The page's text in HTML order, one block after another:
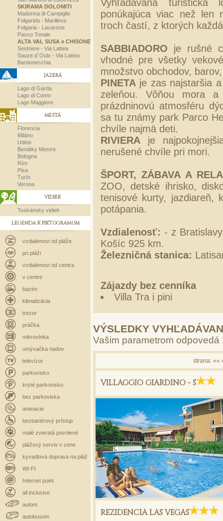
SKIRAMA DOLOMITI
Madonna di Campiglio
Folgarida - Marilleva
Folgaria - Lavarone
Passo Tonale
ALTA VAL SUSA e CHISONE
Sestriere - Via Lattea
Sauze d´Oulx - Via Lattea
Bardonecchia
JAZERÁ
Lago di Garda
Lago di Como
Lago Maggiore
MESTÁ
Florencia
Miláno
Udine
Benátky Mestre
Bologna
Rím
Pisa
Turín
Verona
VIDIEK
Toskánsky vidiek
LEGENDA K PIKTOGRAMOM
vzdialenost od pláže
pri pláži
vzdialenost od centra
v centre
bazén
klimatizácia
trezor
práčka
mikrovlnka
umývačka riadov
televízor
parkovisko
kryté parkovisko
bez parkoviska
animacie
bezbariérový prístup
malé zvieratá povolené
plážový servis v cene
kyvadlová doprava na pláž
WI-FI
Internet point
all inclusive
autom
autobusom
Vyhľadávaná turistická
ponúkajúca viac než len
troch častí, z ktorých
SABBIADORO je rušné
vhodné pre všetky
množstvo obchodov,
PINETA je zas najstaršia
zeleňou. Vôňou mora
prázdninovú atmosféru
sa tu známy park Parco
chvíle najmä deti.
RIVIERA je
nerušené chvíle pri mori.
ŠPORT, ZÁBAVA A
ZOO, detské ihrisko,
tenisové kurty, jazdiareň,
potápania.
Vzdialenosť: - z
Košíc 925 km.
Železničná stanica:
Zájazdy bez cenníka
Villa Tra i pini
VÝSLEDKY
Vašim parametrom odpovedá
strana: ««
VILLAGGIO GIARDINO - S
REZIDENCIA LAS VEGAS